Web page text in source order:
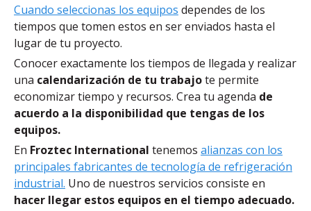
Cuando seleccionas los equipos dependes de los
tiempos que tomen estos en ser enviados hasta el
lugar de tu proyecto.
Conocer exactamente los tiempos de llegada y realizar
una calendarización de tu trabajote permite
economizar tiempo y recursos. Crea tu agenda de
acuerdo a la disponibilidad que tengas de los
equipos.
En Froztec International tenemos alianzas con los
principales fabricantes de tecnología de refrigeración
industrial. Uno de nuestros servicios consiste en
hacer llegar estos equipos en el tiempo adecuado.